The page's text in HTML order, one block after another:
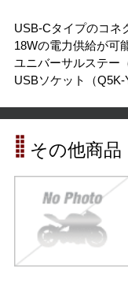
USB-Cタイプのコネ
18Wの電力供給が可
ユニバーサルステー
USBソケット（Q5K-
その他商品